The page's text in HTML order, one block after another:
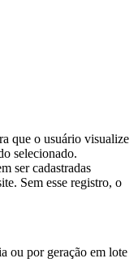
que o usuário visualize
selecionado.
ser cadastradas
Sem esse registro, o
ou por geração em lote